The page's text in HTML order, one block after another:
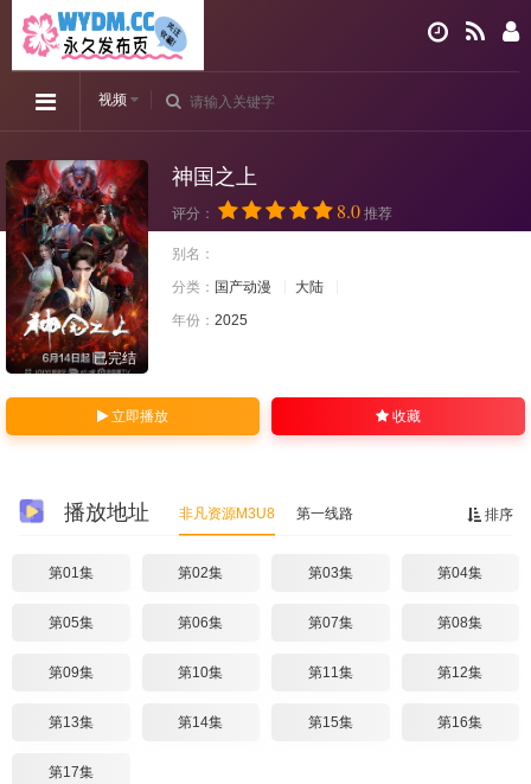
视频
已完结
神国之上
评分： 8.0 推荐
别名：
分类： 国产动漫
大陆
年份： 2025
立即播放 收藏
排序
播放地址 非凡资源M3U8 第一线路
第01集 第02集 第03集 第04集
第05集 第06集 第07集 第08集
第09集 第10集 第11集 第12集
第13集 第14集 第15集 第16集
第17集